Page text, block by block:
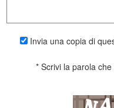
Invia una copia di
* Scrivi la parola